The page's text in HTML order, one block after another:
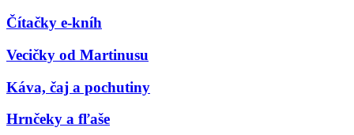
Čítačky e-kníh
Vecičky od Martinusu
Káva, čaj a pochutiny
Hrnčeky a fľaše